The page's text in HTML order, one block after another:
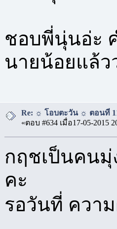
ชอบพี่นุ่นอ่ะ
นายน้อยแล้ว
Re: ☼ โอบตะวัน ☼ ตอนที่ 11
«ตอบ #634 เมื่อ17-05-2015
กฤชเป็นคนมุ่
คะ
รอวันที่ ควา